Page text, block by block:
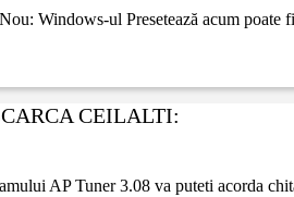
Windows-ul Presetează acum poate
CEILALTI:
AP Tuner 3.08 va puteti acorda